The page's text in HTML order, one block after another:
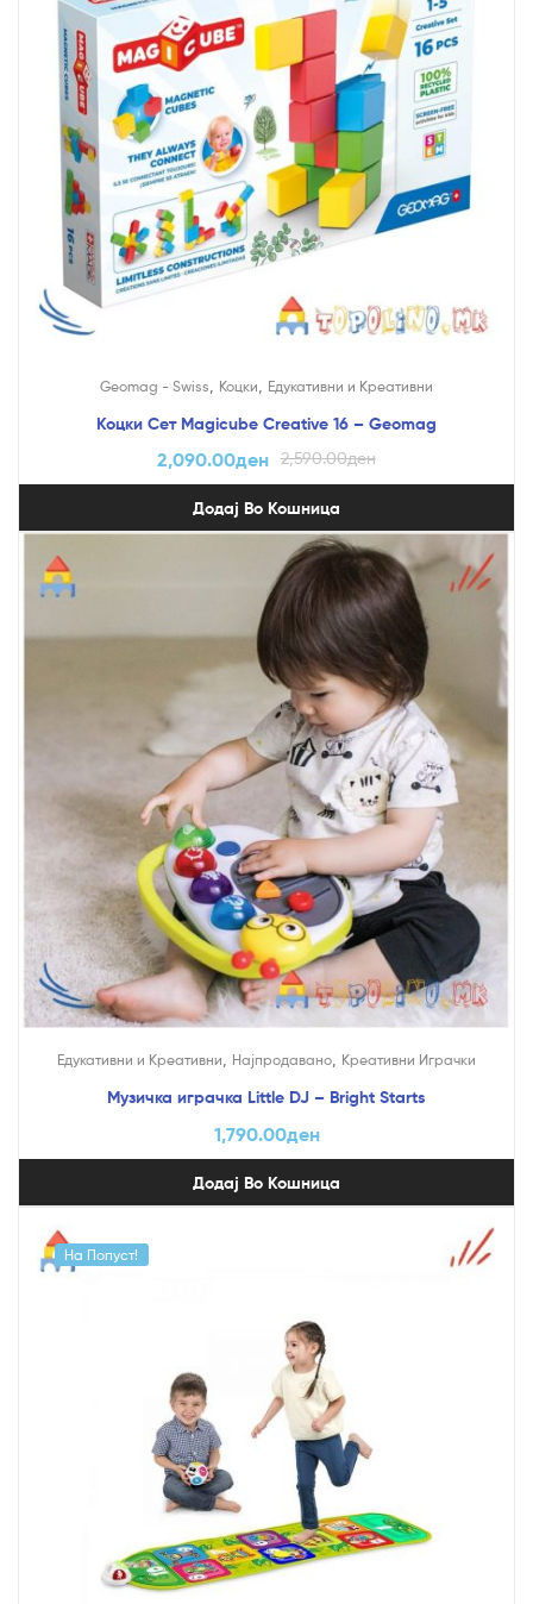
Geomag - Swiss Коцки Едукативни и Креативни
Коцки Сет Magicube Creative 16 – Geomag
2,590.00ден
2,090.00ден
Додај Во Кошница
Едукативни и Креативни Најпродавано Креативни Играчки
Музичка играчка Little DJ – Bright Starts
1,790.00ден
Додај Во Кошница
На Попуст!